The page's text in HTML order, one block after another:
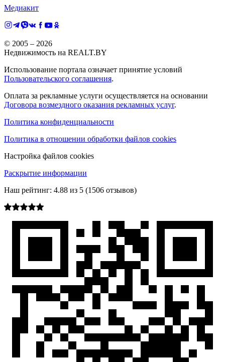
Медиакит
© 2005 – 2026
Недвижимость на REALT.BY
Использование портала означает принятие условий
Пользовательского соглашения.
Оплата за рекламные услуги осуществляется на основании
Договора возмездного оказания рекламных услуг.
Политика конфиденциальности
Политика в отношении обработки файлов cookies
Настройка файлов cookies
Раскрытие информации
Наш рейтинг: 4.88 из 5 (1506 отзывов)